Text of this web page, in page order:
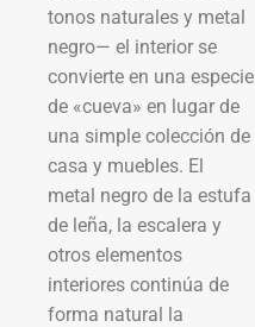
tonos naturales y metal
negro— el interior se
convierte en una especie
de «cueva» en lugar de
una simple colección de
casa y muebles. El
metal negro de la estufa
de leña, la escalera y
otros elementos
interiores continúa de
forma natural la